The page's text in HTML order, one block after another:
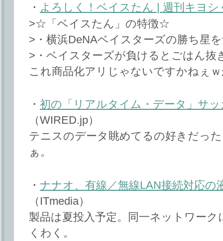
・ よろしく！ベイスたん | 週刊キヨシ
>☆「ベイスたん」の特徴☆
>・横浜DeNAベイスターズの勝ち星
>・ベイスターズが負けるとごはん抜
これ商品化アリじゃないですかねぇ
・ 初の「リアルタイム・データ」サ
（WIRED.jp）
テニスのデータ眺めてるの好きだっ
ぁ。
・ ナナオ、有線／無線LAN接続対応の
（ITmedia）
製品は夏投入予定。同一ネットワー
くわく。